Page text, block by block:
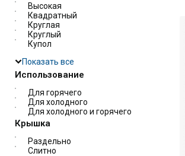
Высокая
Квадратный
Круглая
Круглый
Купол
Показать все
Использование
Для горячего
Для холодного
Для холодного и горячего
Крышка
Раздельно
Слитно